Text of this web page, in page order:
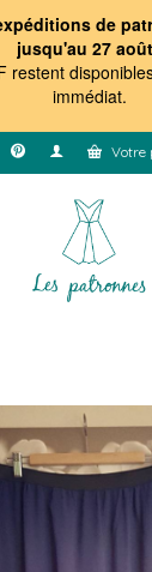
de
jusqu'au 27
restent
immédiat.
Votre